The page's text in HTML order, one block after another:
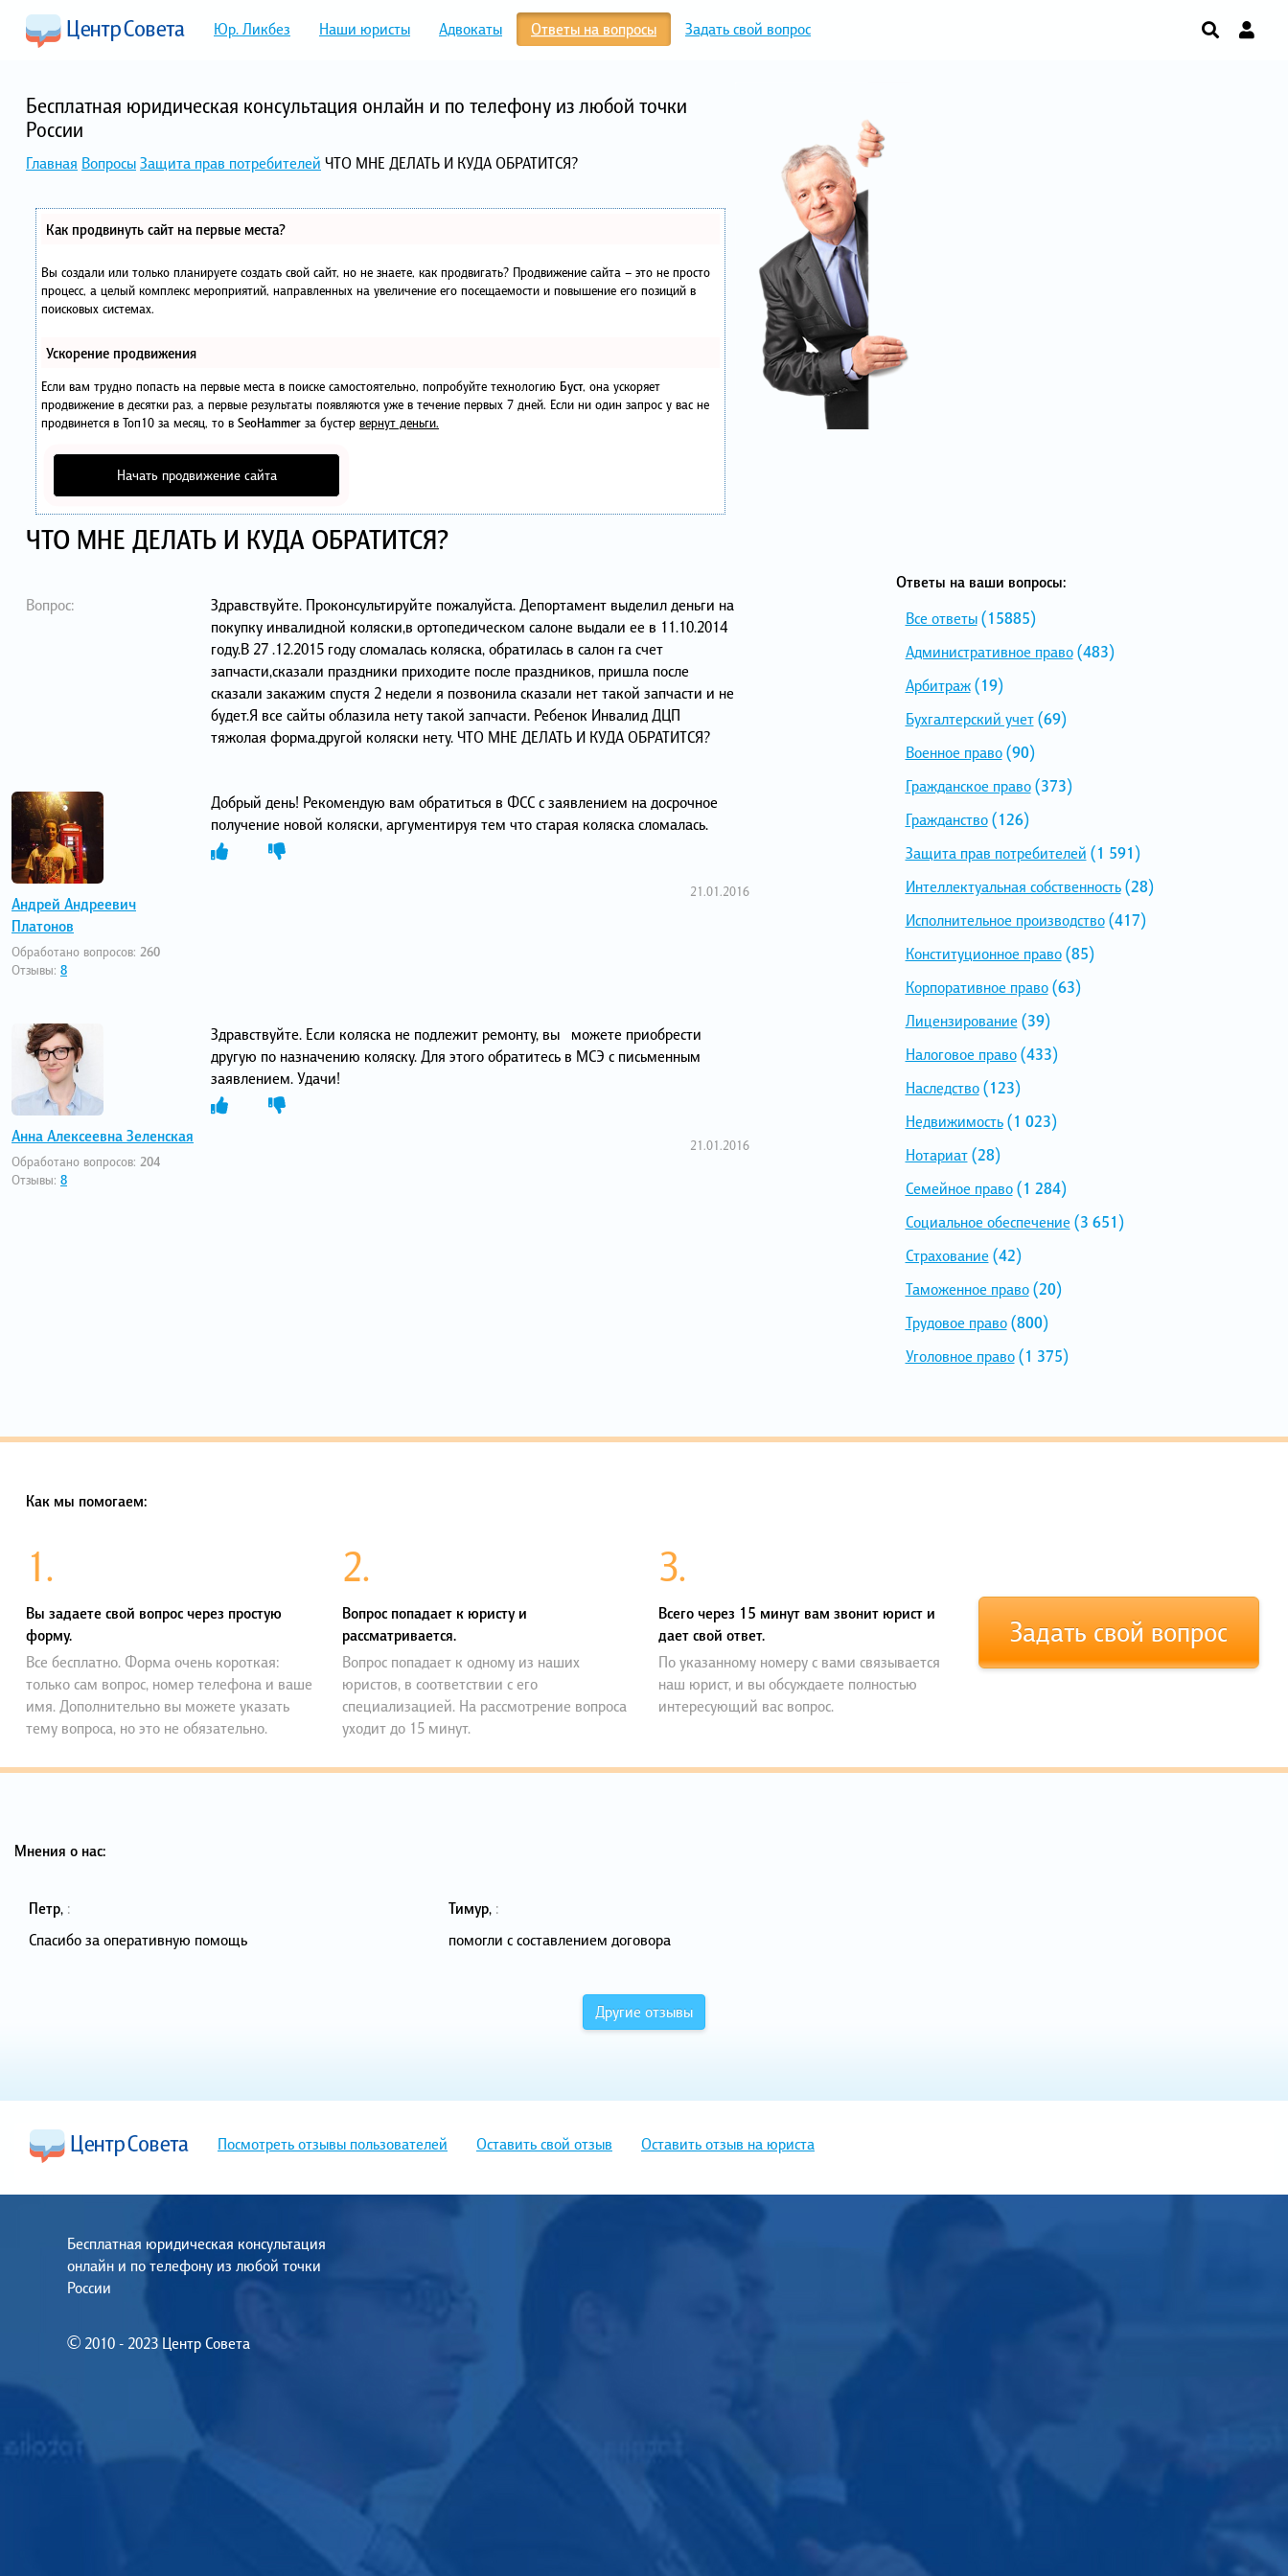
Юр. Ликбез Наши юристы Адвокаты Ответы на вопросы Задать свой вопрос
Бесплатная юридическая консультация онлайн и по телефону из любой точки
России
Главная ВопросыЗащита прав потребителей ЧТО МНЕ ДЕЛАТЬ И КУДА ОБРАТИТСЯ?
Как продвинуть сайт на первые места?
Вы создали или только планируете создать свой сайт, но не знаете, как продвигать? Продвижение сайта – это не просто
процесс, а целый комплекс мероприятий, направленных на увеличение его посещаемости и повышение его позиций в
поисковых системах.
Ускорение продвижения
Если вам трудно попасть на первые места в поиске самостоятельно, попробуйте технологию Буст, она ускоряет
продвижение в десятки раз, а первые результаты появляются уже в течение первых 7 дней. Если ни один запрос у вас не
продвинется в Топ10 за месяц, то в SeoHammer за бустер вернут деньги.
Начать продвижение сайта
ЧТО МНЕ ДЕЛАТЬ И КУДА ОБРАТИТСЯ?
Вопрос:
Здравствуйте. Проконсультируйте пожалуйста. Депортамент выделил деньги на
покупку инвалидной коляски,в ортопедическом салоне выдали ее в 11.10.2014
году.В 27 .12.2015 году сломалась коляска, обратилась в салон га счет
запчасти,сказали праздники приходите после праздников, пришла после
сказали закажим спустя 2 недели я позвонила сказали нет такой запчасти и не
будет.Я все сайты облазила нету такой запчасти. Ребенок Инвалид ДЦП
тяжолая форма.другой коляски нету. ЧТО МНЕ ДЕЛАТЬ И КУДА ОБРАТИТСЯ?
Андрей Андреевич
Платонов
Обработано вопросов: 260
Отзывы: 8
Добрый день! Рекомендую вам обратиться в ФСС с заявлением на досрочное
получение новой коляски, аргументируя тем что старая коляска сломалась.
21.01.2016
Анна Алексеевна Зеленская
Обработано вопросов: 204
Отзывы: 8
Здравствуйте. Если коляска не подлежит ремонту, вы можете приобрести
другую по назначению коляску. Для этого обратитесь в МСЭ с письменным
заявлением. Удачи!
21.01.2016
Ответы на ваши вопросы:
Все ответы(15885)
Административное право(483)
Арбитраж(19)
Бухгалтерский учет(69)
Военное право(90)
Гражданское право(373)
Гражданство(126)
Защита прав потребителей (1 591)
Интеллектуальная собственность(28)
Исполнительное производство(417)
Конституционное право(85)
Корпоративное право(63)
Лицензирование (39)
Налоговое право(433)
Наследство(123)
Недвижимость(1 023)
Нотариат(28)
Семейное право(1 284)
Социальное обеспечение (3 651)
Страхование (42)
Таможенное право(20)
Трудовое право(800)
Уголовное право(1 375)
Как мы помогаем:
1.
Вы задаете свой вопрос через простую
форму.
Все бесплатно. Форма очень короткая:
только сам вопрос, номер телефона и ваше
имя. Дополнительно вы можете указать
тему вопроса, но это не обязательно.
2.
Вопрос попадает к юристу и
рассматривается.
Вопрос попадает к одному из наших
юристов, в соответствии с его
специализацией. На рассмотрение вопроса
уходит до 15 минут.
3.
Всего через 15 минут вам звонит юрист и
дает свой ответ.
По указанному номеру с вами связывается
наш юрист, и вы обсуждаете полностью
интересующий вас вопрос.
Задать свой вопрос
Мнения о нас:
Петр, :
Спасибо за оперативную помощь
Тимур, :
помогли с составлением договора
Другие отзывы
Посмотреть отзывы пользователей Оставить свой отзыв Оставить отзыв на юриста
Бесплатная юридическая консультация
онлайн и по телефону из любой точки
России
© 2010 - 2023 Центр Совета